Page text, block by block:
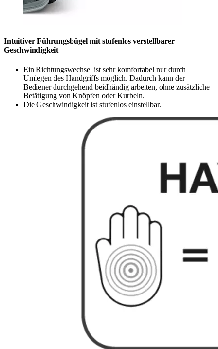
Intuitiver Führungsbügel mit stufenlos verstellbarer
Geschwindigkeit
Ein Richtungswechsel ist sehr komfortabel nur durch
Umlegen des Handgriffs möglich. Dadurch kann der
Bediener durchgehend beidhändig arbeiten, ohne zusätzliche
Betätigung von Knöpfen oder Kurbeln.
Die Geschwindigkeit ist stufenlos einstellbar.